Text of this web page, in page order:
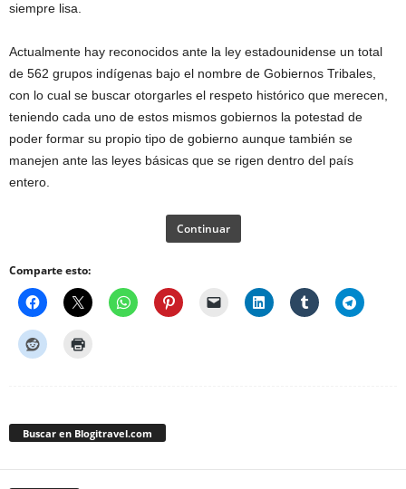
siempre lisa.
Actualmente hay reconocidos ante la ley estadounidense un total
de 562 grupos indígenas bajo el nombre de Gobiernos Tribales,
con lo cual se buscar otorgarles el respeto histórico que merecen,
teniendo cada uno de estos mismos gobiernos la potestad de
poder formar su propio tipo de gobierno aunque también se
manejen ante las leyes básicas que se rigen dentro del país
entero.
Continuar
Comparte esto:
Buscar en Blogitravel.com